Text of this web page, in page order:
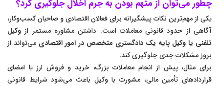
چطور می‌توان از متهم بودن به جرم اخلال جلوگیری کرد؟
یکی از مهم‌ترین نکات پیشگیرانه برای فعالان اقتصادی و صاحبان کسب‌وکار،
آگاهی از حدود قانونی معاملات است. داشتن مشاوره مستمر از وکیل
تلفنی یا وکیل پایه یک دادگستری متخصص در امور اقتصادی می‌تواند از
بروز مشکلات جدی جلوگیری کند.
برای مثال، پیش از انجام معاملات بزرگ، خرید و فروش ارز یا امضای
قراردادهای تأمین مالی، مشورت با وکیل باعث می‌شود شرایط قانونی